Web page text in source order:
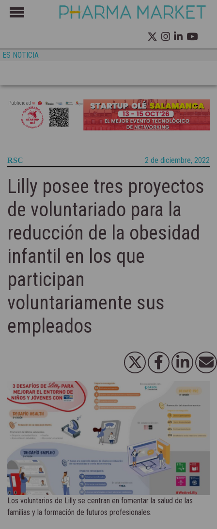
ES NOTICIA
Publicidad
RSC 2 de diciembre, 2022
Lilly posee tres proyectos
de voluntariado para la
reducción de la obesidad
infantil en los que
participan
voluntariamente sus
empleados
Los voluntarios de Lilly se centran en fomentar la salud de las
familias y la formación de futuros profesionales.